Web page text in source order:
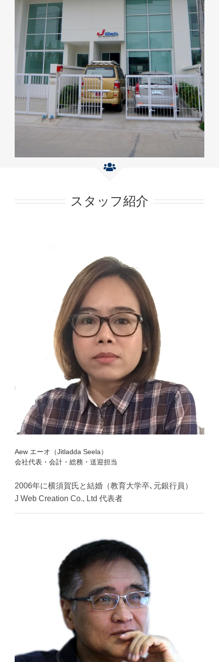
スタッフ紹介
Aew エーオ（Jitladda Seela）
会社代表・会計・総務・送迎担当
2006年に横須賀氏と結婚（教育大学卒､元銀行員）
J Web Creation Co., Ltd 代表者